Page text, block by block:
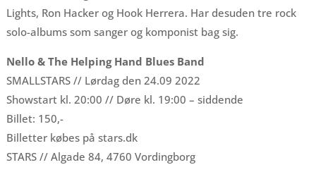
Lights, Ron Hacker og Hook Herrera. Har desuden tre rock
solo-albums som sanger og komponist bag sig.
Nello & The Helping Hand Blues Band
SMALLSTARS // Lørdag den 24.09 2022
Showstart kl. 20:00 // Døre kl. 19:00 – siddende
Billet: 150,-
Billetter købes på stars.dk
STARS // Algade 84, 4760 Vordingborg